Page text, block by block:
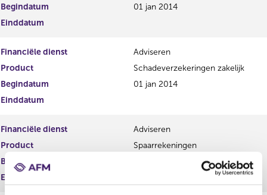
Begindatum
01 jan 2014
Einddatum
Financiële dienst
Adviseren
Product
Schadeverzekeringen zakelijk
Begindatum
01 jan 2014
Einddatum
Financiële dienst
Adviseren
Product
Spaarrekeningen
Begindatum
Einddatum